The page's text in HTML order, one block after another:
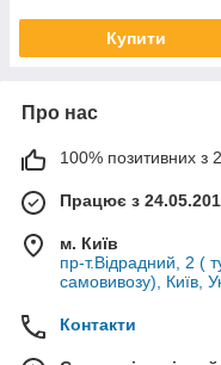
Купити
Про нас
100% позитивних з
Працює з
м. Київ
пр-т.Відрадний, 2 (
самовивозу), Київ,
Контакти